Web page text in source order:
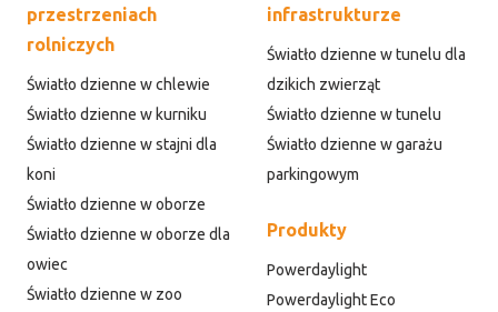
przestrzeniach
rolniczych
Światło dzienne w chlewie
Światło dzienne w kurniku
Światło dzienne w stajni dla
koni
Światło dzienne w oborze
Światło dzienne w oborze dla
owiec
Światło dzienne w zoo
infrastrukturze
Światło dzienne w tunelu dla
dzikich zwierząt
Światło dzienne w tunelu
Światło dzienne w garażu
parkingowym
Produkty
Powerdaylight
Powerdaylight Eco